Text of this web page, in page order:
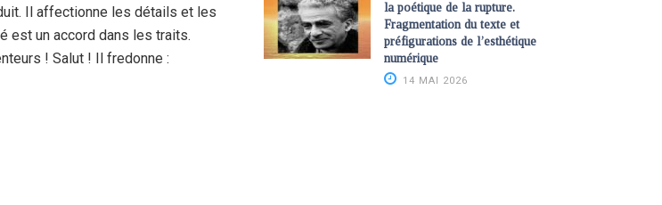
Il affectionne les détails et les
est un accord dans les traits.
! Salut ! Il fredonne :
la poétique de la rupture.
Fragmentation du texte et
préfigurations de l’esthétique
numérique
14 MAI 2026